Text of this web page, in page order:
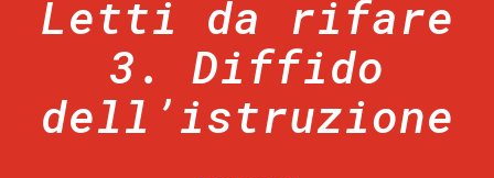
Letti da rifare
3. Diffido
dell’istruzione